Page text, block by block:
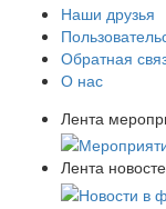
Наши друзья
Обратная
О нас
Лента
Лента